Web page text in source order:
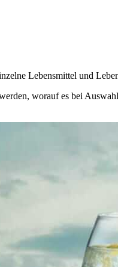
Lebensmittel und
worauf es bei